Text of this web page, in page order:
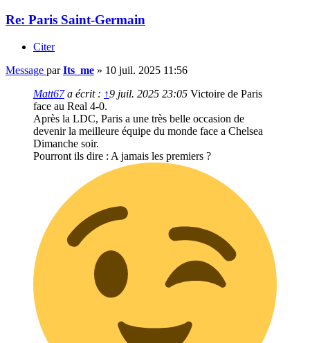
Re: Paris Saint-Germain
Citer
Message parIts_me » 10 juil. 2025 11:56
Matt67a écrit : ↑9 juil. 2025 23:05 Victoire de Paris
face au Real 4-0.
Après la LDC, Paris a une très belle occasion de
devenir la meilleure équipe du monde face a Chelsea
Dimanche soir.
Pourront ils dire : A jamais les premiers ?